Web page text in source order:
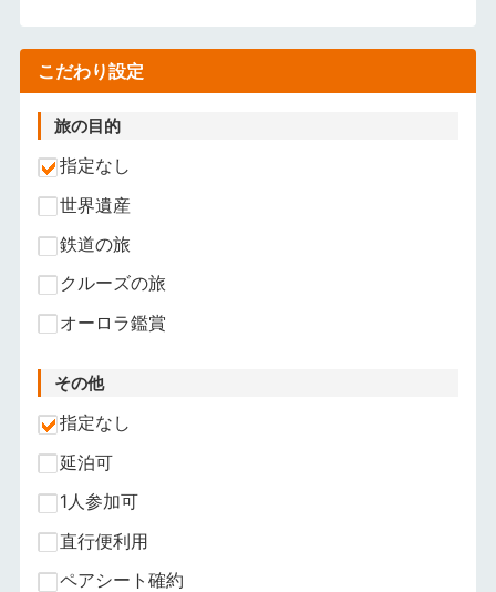
こだわり設定
旅の目的
指定なし
世界遺産
鉄道の旅
クルーズの旅
オーロラ鑑賞
その他
指定なし
延泊可
1人参加可
直行便利用
ペアシート確約